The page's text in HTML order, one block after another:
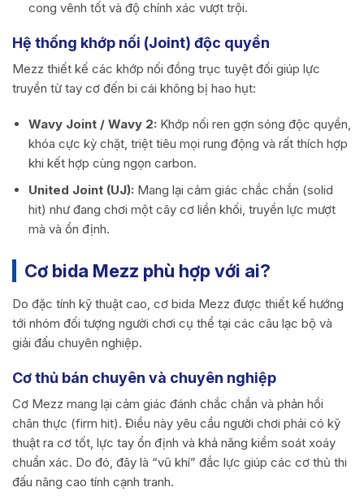
cong vênh tốt và độ chính xác vượt trội.
Hệ thống khớp nối (Joint) độc quyền
Mezz thiết kế các khớp nối đồng trục tuyệt đối giúp lực
truyền từ tay cơ đến bi cái không bị hao hụt:
Wavy Joint / Wavy 2: Khớp nối ren gợn sóng độc quyền,
khóa cực kỳ chặt, triệt tiêu mọi rung động và rất thích hợp
khi kết hợp cùng ngọn carbon.
United Joint (UJ): Mang lại cảm giác chắc chắn (solid
hit) như đang chơi một cây cơ liền khối, truyền lực mượt
mà và ổn định.
Cơ bida Mezz phù hợp với ai?
Do đặc tính kỹ thuật cao, cơ bida Mezz được thiết kế hướng
tới nhóm đối tượng người chơi cụ thể tại các câu lạc bộ và
giải đấu chuyên nghiệp.
Cơ thủ bán chuyên và chuyên nghiệp
Cơ Mezz mang lại cảm giác đánh chắc chắn và phản hồi
chân thực (firm hit). Điều này yêu cầu người chơi phải có kỹ
thuật ra cơ tốt, lực tay ổn định và khả năng kiểm soát xoáy
chuẩn xác. Do đó, đây là “vũ khí” đắc lực giúp các cơ thủ thi
đấu nâng cao tính cạnh tranh.